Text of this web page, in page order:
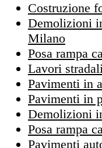
Costruzione
Demolizioni
Milano
Posa rampa
Lavori
Pavimenti in
Pavimenti in
Demolizioni
Posa rampa
Pavimenti